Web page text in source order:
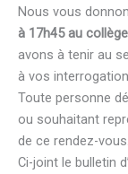
Nous vous
à 17h45 au collège
avons à tenir au
à vos
Toute personne
ou souhaitant
de ce rendez-vous.
Ci-joint le bulletin